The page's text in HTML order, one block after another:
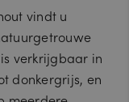
vindt u
verkrijgbaar in
donkergrijs, en